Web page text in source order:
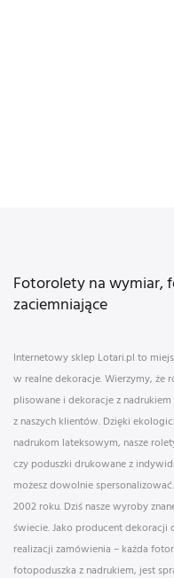
Fotorolety na wymiar,
zaciemniające
Internetowy sklep Lotari.pl to
w realne dekoracje. Wierzymy, że
plisowane i dekoracje z
z naszych klientów. Dzięki
nadrukom lateksowym, nasze
czy poduszki drukowane z
możesz dowolnie
2002 roku. Dziś nasze wyroby
świecie. Jako producent
realizacji zamówienia – każda
fotopoduszka z nadrukiem, jest